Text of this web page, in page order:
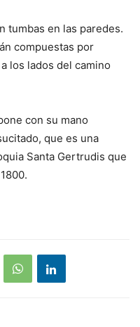
tumbas en las paredes.
compuestas por
los lados del camino
con su mano
que es una
Santa Gertrudis que